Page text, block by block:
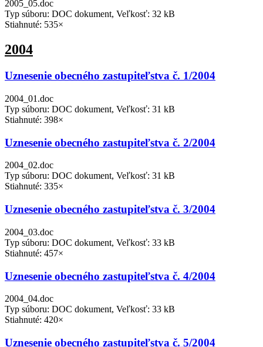
2005_05.doc
Typ súboru: DOC dokument, Veľkosť: 32 kB
Stiahnuté: 535×
2004
Uznesenie obecného zastupiteľstva č. 1/2004
2004_01.doc
Typ súboru: DOC dokument, Veľkosť: 31 kB
Stiahnuté: 398×
Uznesenie obecného zastupiteľstva č. 2/2004
2004_02.doc
Typ súboru: DOC dokument, Veľkosť: 31 kB
Stiahnuté: 335×
Uznesenie obecného zastupiteľstva č. 3/2004
2004_03.doc
Typ súboru: DOC dokument, Veľkosť: 33 kB
Stiahnuté: 457×
Uznesenie obecného zastupiteľstva č. 4/2004
2004_04.doc
Typ súboru: DOC dokument, Veľkosť: 33 kB
Stiahnuté: 420×
Uznesenie obecného zastupiteľstva č. 5/2004